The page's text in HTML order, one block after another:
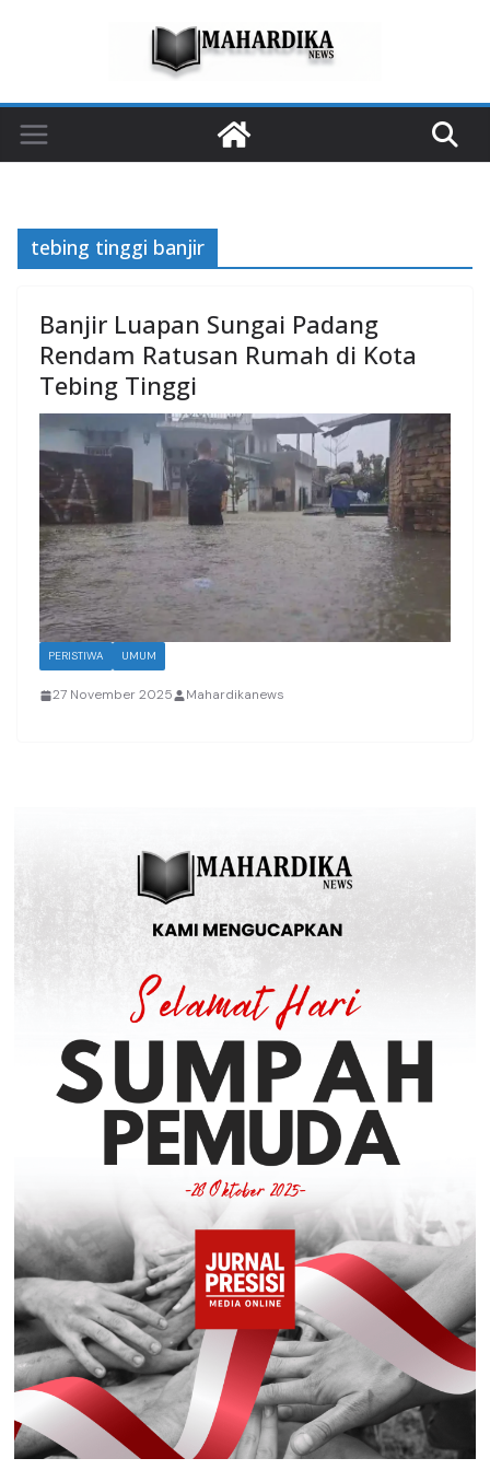
tebing tinggi banjir
Banjir Luapan Sungai Padang
Rendam Ratusan Rumah di Kota
Tebing Tinggi
PERISTIWA UMUM
27 November 2025 Mahardikanews